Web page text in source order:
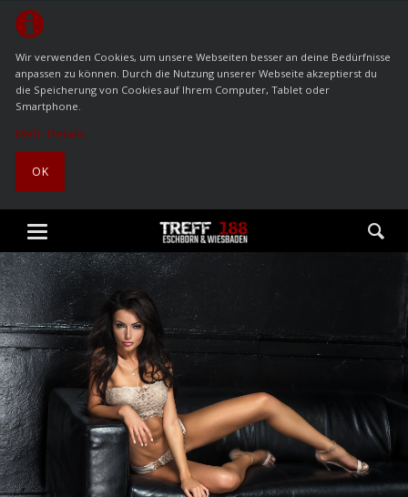
Wir verwenden Cookies, um unsere Webseiten besser an deine Bedürfnisse
anpassen zu können. Durch die Nutzung unserer Webseite akzeptierst du
die Speicherung von Cookies auf Ihrem Computer, Tablet oder
Smartphone.
Mehr Details
OK